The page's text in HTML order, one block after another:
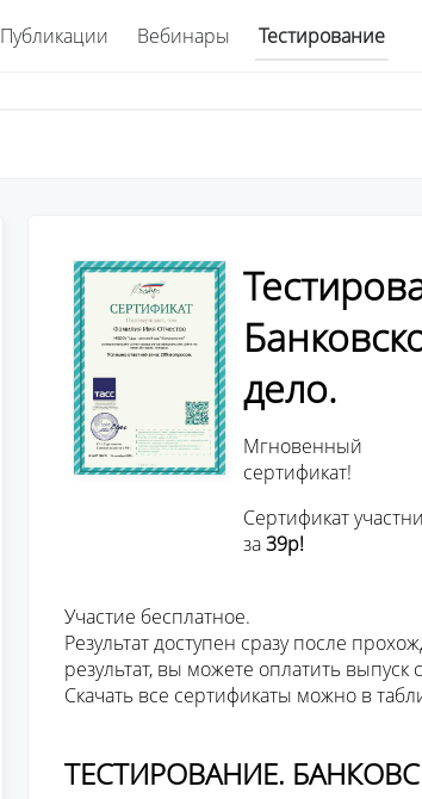
Публикации Вебинары Тестирование
дело.
Мгновенный
сертификат!
Сертификат
за39р!
Участие бесплатное.
Результат доступен сразу после
результат, вы можете оплатить выпуск
Скачать все сертификаты можно в
ТЕСТИРОВАНИЕ.